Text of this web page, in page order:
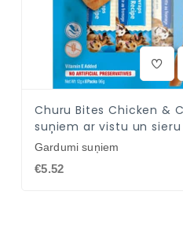
Churu Bites Chicken &
suņiem ar vistu un sieru
Gardumi suņiem
€5.52